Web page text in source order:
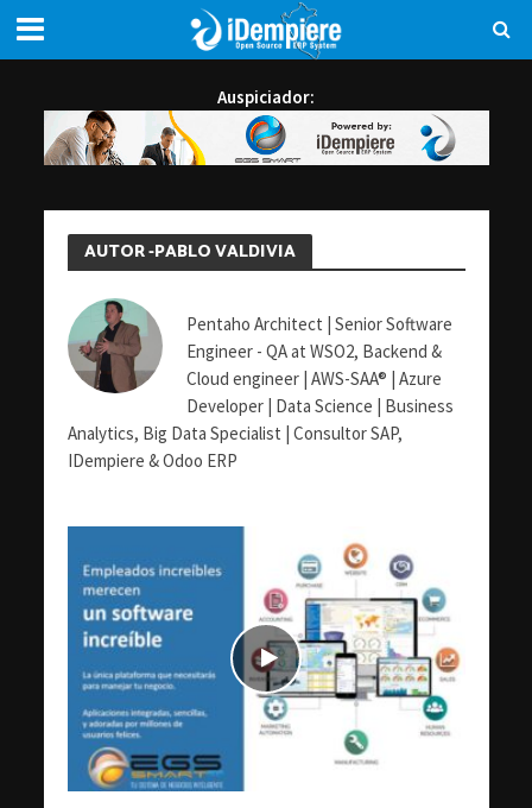
Auspiciador:
AUTOR -PABLO VALDIVIA
Pentaho Architect | Senior Software
Engineer - QA at WSO2, Backend &
Cloud engineer | AWS-SAA® | Azure
Developer | Data Science | Business
Analytics, Big Data Specialist | Consultor SAP,
IDempiere & Odoo ERP